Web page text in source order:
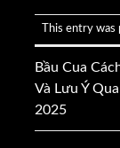
This entry was
Bầu Cua
Và Lưu Ý
2025